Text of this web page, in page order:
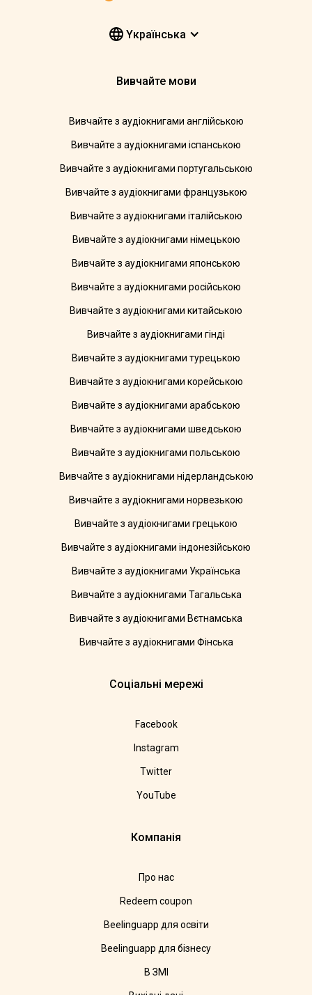
Yкраїнська
Вивчайте мови
Вивчайте з аудіокнигами англійською
Вивчайте з аудіокнигами іспанською
Вивчайте з аудіокнигами португальською
Вивчайте з аудіокнигами французькою
Вивчайте з аудіокнигами італійською
Вивчайте з аудіокнигами німецькою
Вивчайте з аудіокнигами японською
Вивчайте з аудіокнигами російською
Вивчайте з аудіокнигами китайською
Вивчайте з аудіокнигами гінді
Вивчайте з аудіокнигами турецькою
Вивчайте з аудіокнигами корейською
Вивчайте з аудіокнигами арабською
Вивчайте з аудіокнигами шведською
Вивчайте з аудіокнигами польською
Вивчайте з аудіокнигами нідерландською
Вивчайте з аудіокнигами норвезькою
Вивчайте з аудіокнигами грецькою
Вивчайте з аудіокнигами індонезійською
Вивчайте з аудіокнигами Українська
Вивчайте з аудіокнигами Тагальська
Вивчайте з аудіокнигами Вєтнамська
Вивчайте з аудіокнигами Фінська
Соціальні мережі
Facebook
Instagram
Twitter
YouTube
Компанія
Про нас
Redeem coupon
Beelinguapp для освіти
Beelinguapp для бізнесу
В ЗМІ